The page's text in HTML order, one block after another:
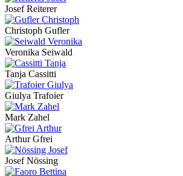
Josef Reiterer
Christoph Gufler
Veronika Seiwald
Tanja Cassitti
Giulya Trafoier
Mark Zahel
Arthur Gfrei
Josef Nössing